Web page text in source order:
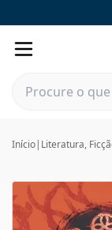
Início| Literatura,